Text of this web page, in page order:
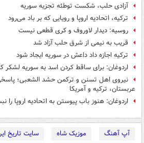
آزادی حلب، شکست توطئه تجزیه سوریه
ترکیه، اتحادیه اروپا و رویایی که بر باد می‌رود
روسیه: دیدار لاوروف و کری قطعی نیست
قریب به نیمی از شرق حلب آزاد شد
ترکیه اجازه داد داعش در سوریه ایجاد شود
اردوغان: برای ساقط کردن اسد به سوریه لشکر
نیروی اهل تسنن و ترکمن حشد الشعبی؛
عربستان، ترکیه و آمریکا
اردوغان: هنوز باب پیوستن به اتحادیه اروپا را
آپ آهنگ موزیک شاه
سایت تاریخ